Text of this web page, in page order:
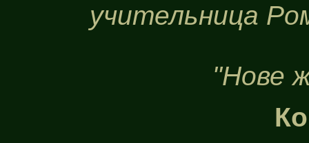
учительница
"Нове